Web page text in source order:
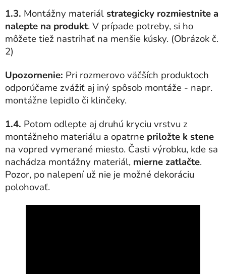
1.3. Montážny materiálstrategicky rozmiestnite a
nalepte na produkt. V prípade potreby, si ho
môžete tiež nastrihať na menšie kúsky. (Obrázok č.
2)
Upozornenie: Pri rozmerovo väčších produktoch
odporúčame zvážiť aj iný spôsob montáže - napr.
montážne lepidlo či klinčeky.
1.4. Potom odlepte aj druhú kryciu vrstvu z
montážneho materiálu a opatrne priložte k stene
na vopred vymerané miesto. Časti výrobku, kde sa
nachádza montážny materiál, mierne zatlačte.
Pozor, po nalepení už nie je možné dekoráciu
polohovať.